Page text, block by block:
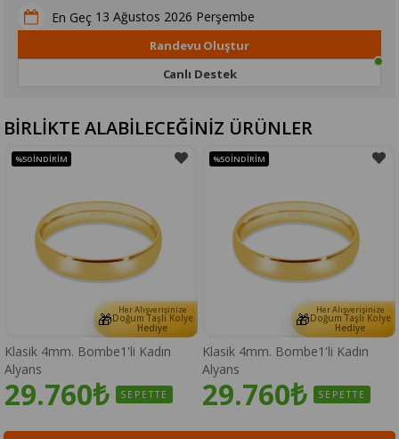
En Geç 13 Ağustos 2026 Perşembe
Randevu Oluştur
Canlı Destek
BİRLİKTE ALABİLECEĞİNİZ ÜRÜNLER
🎁 Her Alışverişinize
Doğum Taşlı Kolye
Hediye
Klasik 4mm. Bombe1'li Kadın
Alyans
29.760₺ SEPETTE
%50 İNDIRIM
🎁 Her Alışverişinize
Doğum Taşlı Kolye
Hediye
Klasik 4mm. Bombe1'li Kadın
Alyans
29.760₺ SEPETTE
%50 İNDIRIM